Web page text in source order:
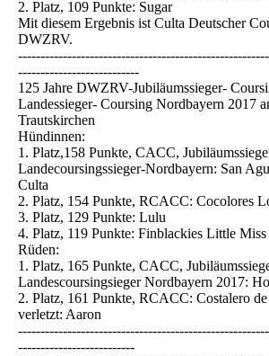
2. Platz, 109 Punkte: Sugar
Mit diesem Ergebnis ist Culta Deutscher
DWZRV.
---------------------------
125 Jahre DWZRV-Jubiläumssieger-
Landessieger- Coursing Nordbayern 2017
Trautskirchen
Hündinnen:
1. Platz,158 Punkte, CACC,
Landecoursingssieger-Nordbayern: San
Culta
2. Platz, 154 Punkte, RCACC: Cocolores
3. Platz, 129 Punkte: Lulu
4. Platz, 119 Punkte: Finblackies Little Miss
Rüden:
1. Platz, 165 Punkte, CACC,
Landescoursingsieger Nordbayern 2017:
2. Platz, 161 Punkte, RCACC: Costalero
verletzt: Aaron
--------------------------